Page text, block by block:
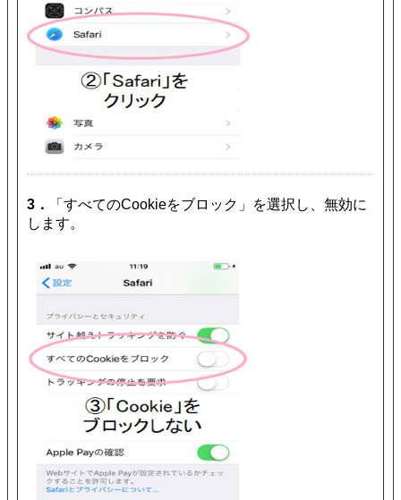
3．
「すべてのCookieをブロック」を選択し、無効に
します。